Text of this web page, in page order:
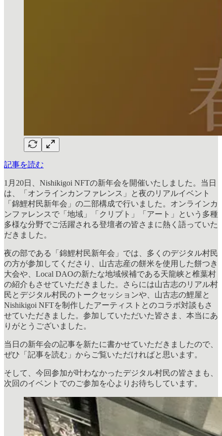
記事を読む
1月20日、Nishikigoi NFTの新年会を開催いたしました。当日
は、「オンラインカンファレンス」と夜のリアルイベント
「錦鯉村民新年会」の二部構成で行いました。オンラインカ
ンファレンスで「地域」「クリプト」「アート」という多種
多様な分野でご活躍される登壇者の皆さまに熱く語っていた
だきました。
夜の部である「錦鯉村民新年会」では、多くのデジタル村民
の方が参加してくださり、山古志産の餅米を使用した餅つき
大会や、Local DAOの新たな地域候補である天龍峡と椎葉村
の紹介もさせていただきました。さらには山古志のリアル村
民とデジタル村民のトークセッションや、山古志の鯉屋と
Nishikigoi NFTを制作したアーティストとのコラボ対談もさ
せていただきました。参加していただいた皆さま、本当にあ
りがとうございました。
当日の新年会の記事を新たに書かせていただきましたので、
ぜひ「記事を読む」からご覧いただければと思います。
そして、今回参加が叶わなかったデジタル村民の皆さまも、
次回のイベントでのご参加を心よりお待ちしています。